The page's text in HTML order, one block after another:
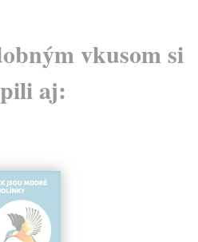
vkusom si
aj: